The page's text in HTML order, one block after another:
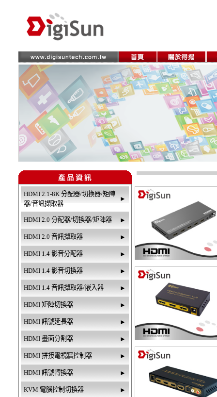
HDMI 2.1-8K 分配器/切換器/矩陣
器/音訊擷取器
►
HDMI 2.0 分配器/切換器/矩陣器 ►
HDMI 2.0 音訊擷取器 ►
HDMI 1.4 影音分配器 ►
HDMI 1.4 影音切換器 ►
HDMI 1.4 音訊擷取器/嵌入器 ►
HDMI 矩陣切換器 ►
HDMI 訊號延長器 ►
HDMI 畫面分割器 ►
HDMI 拼接電視牆控制器 ►
HDMI 訊號轉換器 ►
KVM 電腦控制切換器 ►